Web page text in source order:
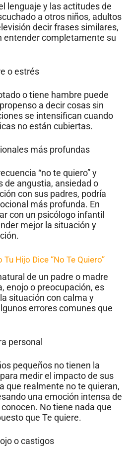
lenguaje y las actitudes de
a otros niños, adultos
decir frases similares,
entender completamente su
o estrés
o tiene hambre puede
a decir cosas sin
se intensifican cuando
no están cubiertas.
más profundas
“no te quiero” y
de angustia, ansiedad o
con sus padres, podría
más profunda. En
con un psicólogo infantil
mejor la situación y
Hijo Dice “No Te Quiero”
de un padre o madre
enojo o preocupación, es
situación con calma y
errores comunes que
personal
pequeños no tienen la
medir el impacto de sus
que realmente no te quieran,
una emoción intensa de
No tiene nada que
que Te quiere.
o castigos